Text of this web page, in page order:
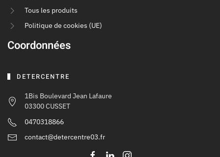
Tous les produits
Politique de cookies (UE)
Coordonnées
DETERCENTRE
1Bis Boulevard Jean Lafaure
03300 CUSSET
0470318866
contact@detercentre03.fr